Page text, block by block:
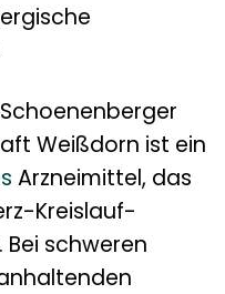
Weißdorn ist ein
Arzneimittel, das
Kreislauf-
schweren